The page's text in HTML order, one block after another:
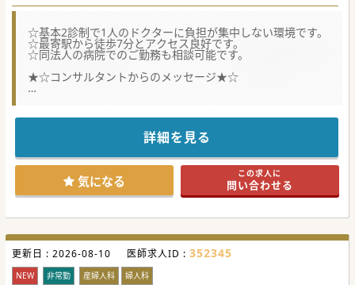
☆基本2診制で1人のドクターに負担が集中しない環境です。
☆最寄駅から徒歩7分とアクセス良好です。
☆同法人の病院でのご勤務も相談可能です。
★☆コンサルタントからのメッセージ★☆
当クリニックで2日、同法人の病院で2日、計週4日で常勤と
しての勤務も可能です。
様々な働き方が可能な病院ですので、是非ともお問い合わせ
ください。
詳細を見る
気になる この求人に
問い合わせる
更新日 : 2026-08-10 医師求人ID : 352345
NEW 非常勤 産婦人科 婦人科